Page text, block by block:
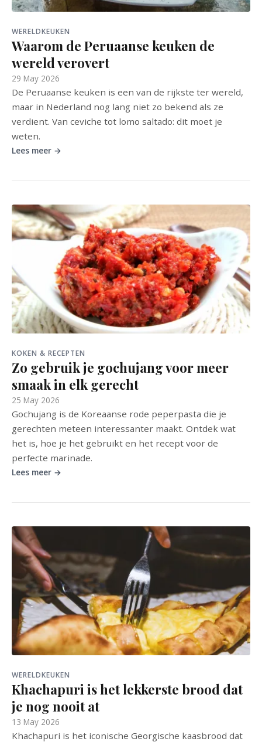
WERELDKEUKEN
Waarom de Peruaanse keuken de
wereld verovert
29 May 2026
De Peruaanse keuken is een van de rijkste ter wereld,
maar in Nederland nog lang niet zo bekend als ze
verdient. Van ceviche tot lomo saltado: dit moet je
weten.
Lees meer →
KOKEN & RECEPTEN
Zo gebruik je gochujang voor meer
smaak in elk gerecht
25 May 2026
Gochujang is de Koreaanse rode peperpasta die je
gerechten meteen interessanter maakt. Ontdek wat
het is, hoe je het gebruikt en het recept voor de
perfecte marinade.
Lees meer →
WERELDKEUKEN
Khachapuri is het lekkerste brood dat
je nog nooit at
13 May 2026
Khachapuri is het iconische Georgische kaasbrood dat